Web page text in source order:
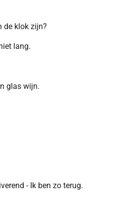
de klok zijn?
lang.
glas wijn.
- Ik ben zo terug.